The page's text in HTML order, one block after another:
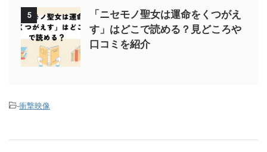
5
「ニセモノ聖女は運命をくつがえ
す」はどこで読める？見どころや
口コミを紹介
-衝撃映像